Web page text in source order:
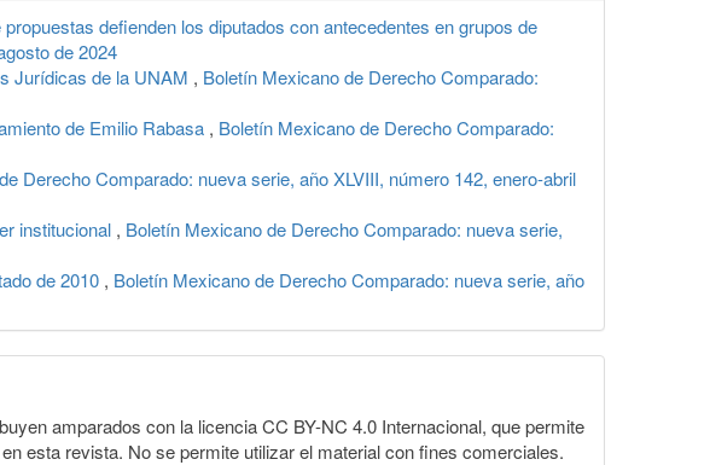
defienden los diputados con antecedentes en grupos de
de 2024
Jurídicas de la UNAM , Boletín Mexicano de Derecho Comparado:
de Emilio Rabasa , Boletín Mexicano de Derecho Comparado:
Derecho Comparado: nueva serie, año XLVIII, número 142, enero-abril
institucional , Boletín Mexicano de Derecho Comparado: nueva serie,
de 2010 , Boletín Mexicano de Derecho Comparado: nueva serie, año
amparados con la licencia CC BY-NC 4.0 Internacional, que permite
esta revista. No se permite utilizar el material con fines comerciales.